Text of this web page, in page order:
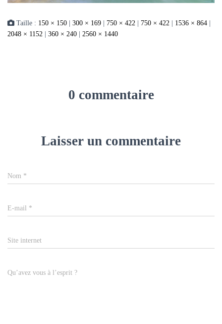
Taille : 150 × 150 300 × 169 750 × 422 750 × 422 1536 × 864
2048 × 1152
360 × 240 2560 × 1440
0 commentaire
Laisser un commentaire
Nom *
E-mail *
Site internet
Qu’avez vous à l’esprit ?